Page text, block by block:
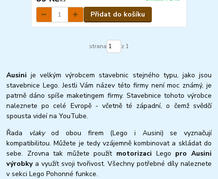
Přidat do košíku
strana z 1
Ausinije velkým výrobcem stavebnic stejného typu, jako jsou
stavebnice Lego. Jestli Vám název této firmy není moc známý, je
patrně dáno spíše maketingem firmy. Stavebnice tohoto výrobce
naleznete po celé Evropě - včetně té západní, o čemž svědčí
spousta videí na YouTube.
Řada
vlakyod obou firem (Lego i Ausini) se vyznačují
kompatibilitou. Můžete je tedy vzájemně kombinovat a skládat do
sebe. Zrovna tak můžete použít motorizaci Lego pro Ausini
výrobkya využít svoji tvořivost. Všechny potřebné díly naleznete
v sekci Lego Pohonné funkce.